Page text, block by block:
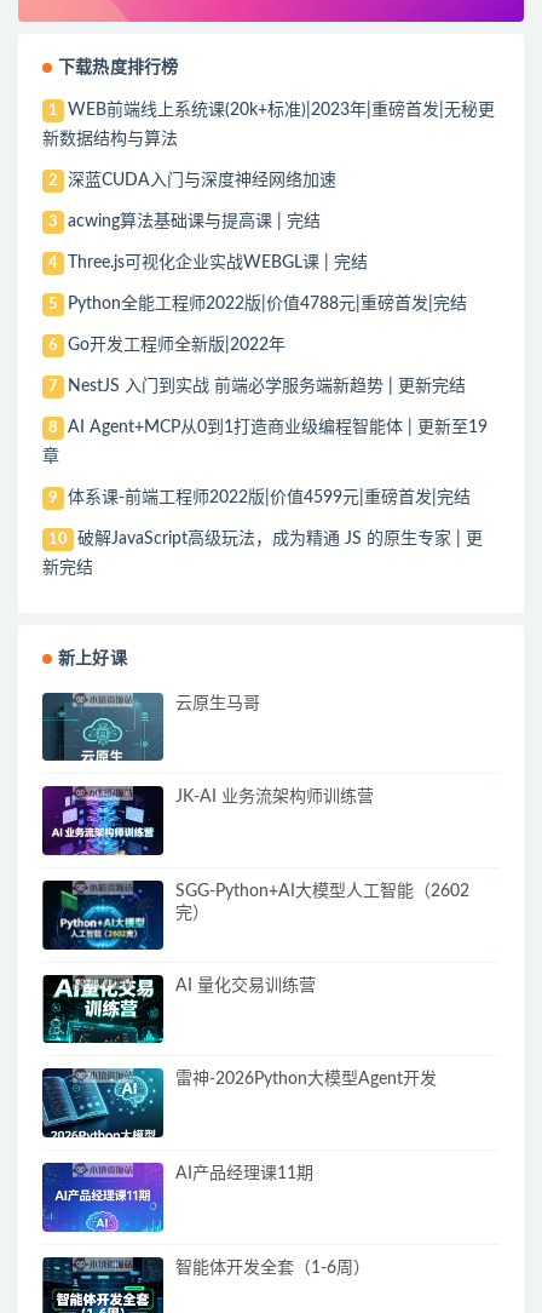
下载热度排行榜
1
WEB前端线上系统课(20k+标准)|2023年|重磅首发|无秘更
新数据结构与算法
2 深蓝CUDA入门与深度神经网络加速
3 acwing算法基础课与提高课 | 完结
4 Three.js可视化企业实战WEBGL课 | 完结
5 Python全能工程师2022版|价值4788元|重磅首发|完结
6 Go开发工程师全新版|2022年
7 NestJS 入门到实战 前端必学服务端新趋势 | 更新完结
8
AI Agent+MCP从0到1打造商业级编程智能体 | 更新至19
章
9 体系课-前端工程师2022版|价值4599元|重磅首发|完结
10
破解JavaScript高级玩法，成为精通 JS 的原生专家 | 更
新完结
新上好课
云原生马哥
JK-AI 业务流架构师训练营
SGG-Python+AI大模型人工智能（2602
完）
AI 量化交易训练营
雷神-2026Python大模型Agent开发
AI产品经理课11期
智能体开发全套（1-6周）